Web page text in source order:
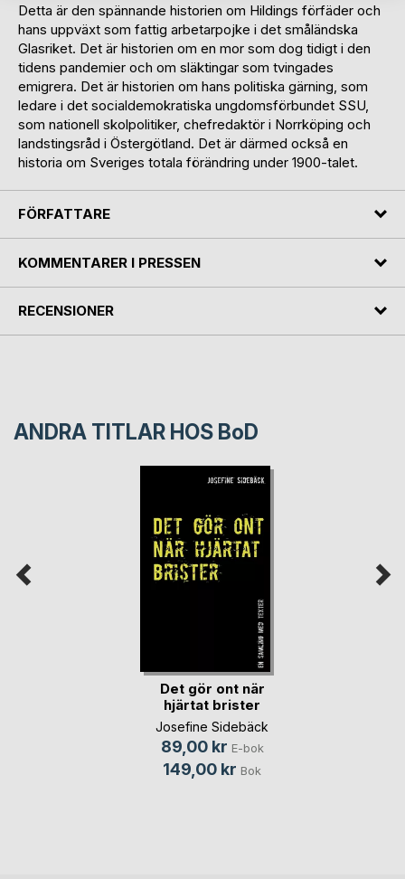
Detta är den spännande historien om Hildings förfäder och
hans uppväxt som fattig arbetarpojke i det småländska
Glasriket. Det är historien om en mor som dog tidigt i den
tidens pandemier och om släktingar som tvingades
emigrera. Det är historien om hans politiska gärning, som
ledare i det socialdemokratiska ungdomsförbundet SSU,
som nationell skolpolitiker, chefredaktör i Norrköping och
landstingsråd i Östergötland. Det är därmed också en
historia om Sveriges totala förändring under 1900-talet.
FÖRFATTARE
KOMMENTARER I PRESSEN
RECENSIONER
ANDRA TITLAR HOS BoD
Det gör ont när
hjärtat brister
Josefine Sidebäck
89,00 kr E-bok
149,00 kr Bok